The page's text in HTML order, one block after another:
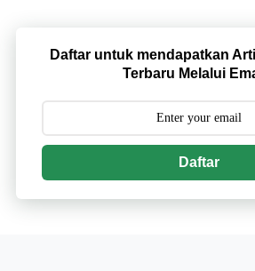
Daftar untuk mendapatkan
Terbaru Melalui
Daftar